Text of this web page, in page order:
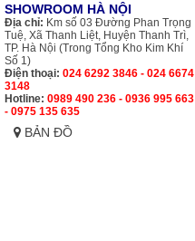
SHOWROOM HÀ NỘI
Địa chỉ: Km số 03 Đường Phan Trọng
Tuệ, Xã Thanh Liệt, Huyện Thanh Trì,
TP. Hà Nội (Trong Tổng Kho Kim Khí
Số 1)
Điện thoại: 024 6292 3846 - 024 6674
3148
Hotline: 0989 490 236 - 0936 995 663
- 0975 135 635
BẢN ĐỒ